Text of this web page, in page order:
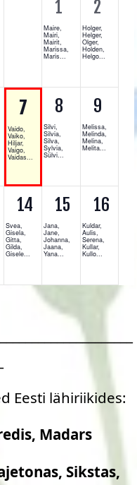
Eesti lähiriikides:
Madars
Sikstas,